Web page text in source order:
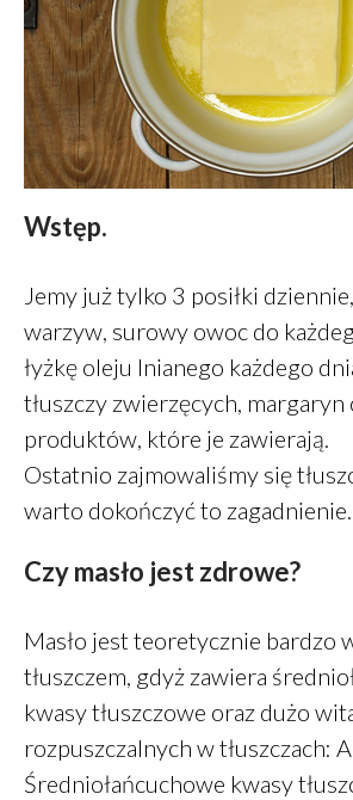
Placek z
Śniadanie
Daniel-
pieniądze
GHEE
PiotrŻ
-
lnianego
Alicja
cukru
Wstęp.
Jemy już tylko 3 posiłki
warzyw, surowy owoc do
łyżkę oleju lnianego każdego
tłuszczy zwierzęcych, margaryn
produktów, które je zawierają.
Ostatnio zajmowaliśmy się
warto dokończyć to zagadnienie.
Czy masło jest zdrowe?
Masło jest teoretycznie bardzo
tłuszczem, gdyż zawiera
kwasy tłuszczowe oraz dużo
rozpuszczalnych w tłuszczach:
Średniołańcuchowe kwasy